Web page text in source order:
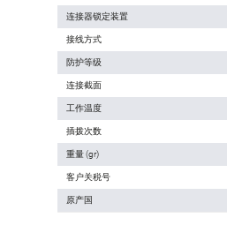
连接器锁定装置
接线方式
防护等级
连接截面
工作温度
插拨次数
重量 (gr)
客户关税号
原产国